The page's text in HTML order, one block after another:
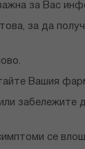
за Вас
за да
Вашия
се